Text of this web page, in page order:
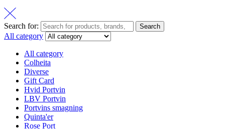
Search for: Search
All category
All category
Colheita
Diverse
Gift Card
Hvid Portvin
LBV Portvin
Portvins smagning
Quinta'er
Rose Port